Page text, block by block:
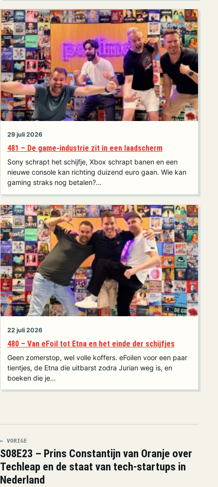
29 juli 2026
481 – De game-industrie zit in een laadscherm
Sony schrapt het schijfje, Xbox schrapt banen en een
nieuwe console kan richting duizend euro gaan. Wie kan
gaming straks nog betalen?…
22 juli 2026
480 – Van eFoil tot Etna en het einde der schijfjes
Geen zomerstop, wel volle koffers. eFoilen voor een paar
tientjes, de Etna die uitbarst zodra Jurian weg is, en
boeken die je…
← VORIGE
S08E23 – Prins Constantijn van Oranje over
Techleap en de staat van tech-startups in
Nederland